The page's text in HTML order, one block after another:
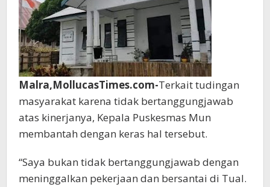
Malra,MollucasTimes.com-Terkait tudingan
masyarakat karena tidak bertanggungjawab
atas kinerjanya, Kepala Puskesmas Mun
membantah dengan keras hal tersebut.
“Saya bukan tidak bertanggungjawab dengan
meninggalkan pekerjaan dan bersantai di Tual.